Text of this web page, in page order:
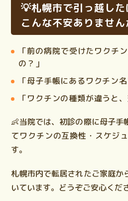
💡札幌市で引っ越した
こんな不安ありません
「前の病院で受けたワクチ
の？」
「母子手帳にあるワクチン
「ワクチンの種類が違うと
👶当院では、 初診の際に母子手
てワクチンの互換性・スケジ
す。
札幌市内で転居されたご家庭か
いています。どうぞご安心くだ